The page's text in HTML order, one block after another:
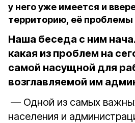
у него уже имеется и
территорию, её проблемы
Наша беседа с ним
какая из проблем на
самой насущной для
возглавляемой им
— Одной из самых
населения и